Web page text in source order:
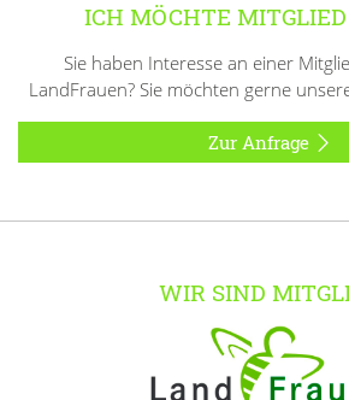
ICH MÖCHTE
Sie haben Interesse an einer
LandFrauen? Sie möchten gerne
Zur Anfrage
WIR SIND